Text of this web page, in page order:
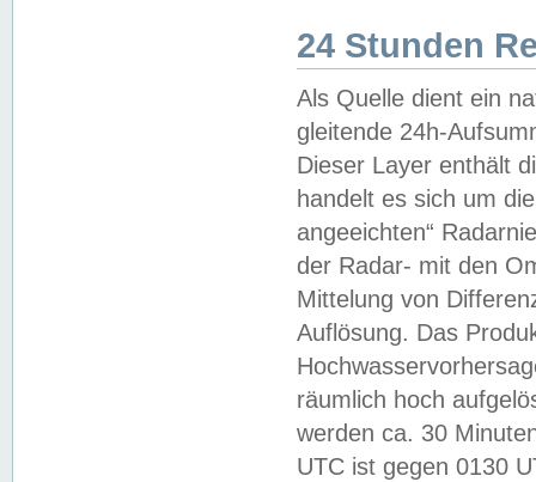
24 Stunden
Als Quelle dient ein
gleitende 24h-
Dieser Layer enthält
handelt es sich um
angeeichten“
der Radar- mit den
Mittelung von
Auflösung. Das
räumlich hoch
werden ca. 30
UTC ist gegen 0130